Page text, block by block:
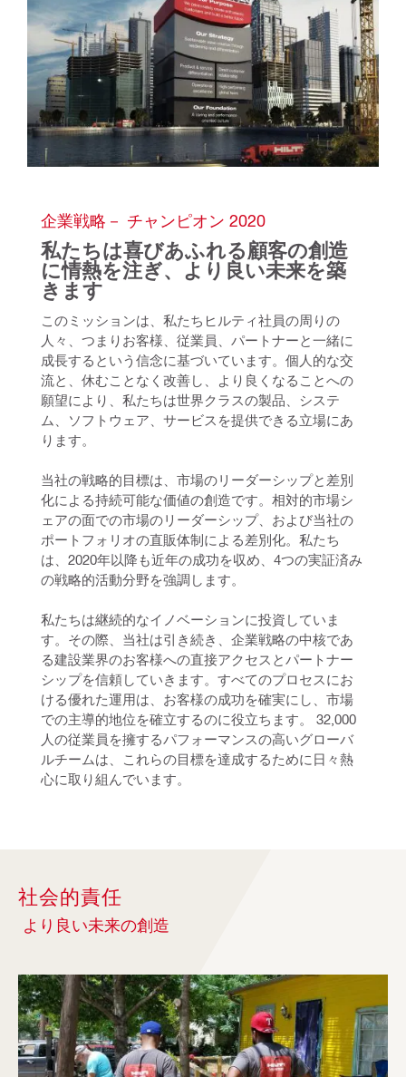
企業戦略－ チャンピオン 2020
私たちは喜びあふれる顧客の創造
に情熱を注ぎ、より良い未来を築
きます
このミッションは、私たちヒルティ社員の周りの
人々、つまりお客様、従業員、パートナーと一緒に
成長するという信念に基づいています。個人的な交
流と、休むことなく改善し、より良くなることへの
願望により、私たちは世界クラスの製品、システ
ム、ソフトウェア、サービスを提供できる立場にあ
ります。
当社の戦略的目標は、市場のリーダーシップと差別
化による持続可能な価値の創造です。相対的市場シ
ェアの面での市場のリーダーシップ、および当社の
ポートフォリオの直販体制による差別化。私たち
は、2020年以降も近年の成功を収め、4つの実証済み
の戦略的活動分野を強調します。
私たちは継続的なイノベーションに投資していま
す。その際、当社は引き続き、企業戦略の中核であ
る建設業界のお客様への直接アクセスとパートナー
シップを信頼していきます。すべてのプロセスにお
ける優れた運用は、お客様の成功を確実にし、市場
での主導的地位を確立するのに役立ちます。 32,000
人の従業員を擁するパフォーマンスの高いグローバ
ルチームは、これらの目標を達成するために日々熱
心に取り組んでいます。
社会的責任
より良い未来の創造